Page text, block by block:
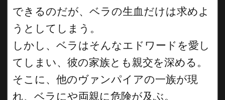
できるのだが、ベラの生血だけは求めよ
うとしてしまう。
しかし、ベラはそんなエドワードを愛し
てしまい、彼の家族とも親交を深める。
そこに、他のヴァンパイアの一族が現
れ、ベラにや両親に危険が及ぶ。